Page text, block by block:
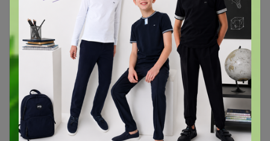
Чтобы ответить или задать вопрос
необходимо авторизоваться на сайте
Это займет меньше минуты
Войти Зарегистрироваться